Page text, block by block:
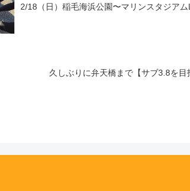
2/18（日）稲毛海浜公園〜マリンスタジア
久しぶりに弁天橋まで【サブ3.8を目